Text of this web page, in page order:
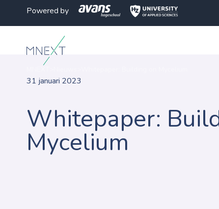
Powered by
31 januari 2023
Whitepaper:
Mycelium